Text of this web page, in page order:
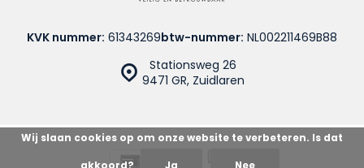
Stationsweg 26
9471 GR, Zuidlaren
KVK nummer: 61343269btw-nummer: NL002211469B88
Wij slaan cookies op om onze website te verbeteren. Is dat